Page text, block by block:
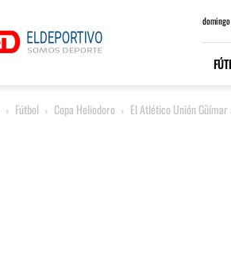
Fútbol Copa Heliodoro El Atlético Unión